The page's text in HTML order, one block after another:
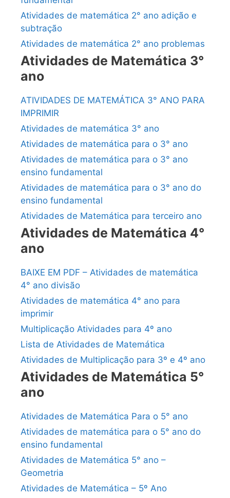
Atividades de matemática 2° ano adição e
subtração
Atividades de matemática 2° ano problemas
Atividades de Matemática 3°
ano
ATIVIDADES DE MATEMÁTICA 3° ANO PARA
IMPRIMIR
Atividades de matemática 3° ano
Atividades de matemática para o 3° ano
Atividades de matemática para o 3° ano
ensino fundamental
Atividades de matemática para o 3° ano do
ensino fundamental
Atividades de Matemática para terceiro ano
Atividades de Matemática 4°
ano
BAIXE EM PDF – Atividades de matemática
4° ano divisão
Atividades de matemática 4° ano para
imprimir
Multiplicação Atividades para 4º ano
Lista de Atividades de Matemática
Atividades de Multiplicação para 3º e 4º ano
Atividades de Matemática 5°
ano
Atividades de Matemática Para o 5° ano
Atividades de matemática para o 5° ano do
ensino fundamental
Atividades de Matemática 5° ano –
Geometria
Atividades de Matemática – 5º Ano